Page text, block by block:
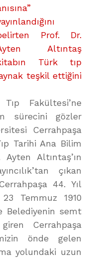
Prof. Dr.
Altıntaş
Türk tıp
teşkil ettiğini
Fakültesi’ne
sürecini gözler
Cerrahpaşa
Tarihi Ana Bilim
Altıntaş’ın
çıkan
44. Yıl
23 Temmuz 1910
Belediyenin semt
Cerrahpaşa
önde gelen
yolundaki uzun